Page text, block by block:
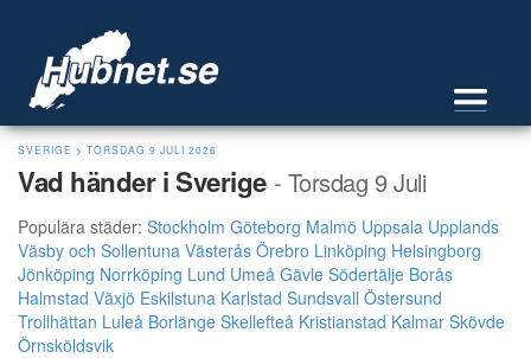
SVERIGE > TORSDAG 9 JULI 2026
Vad händer i Sverige - Torsdag 9 Juli
Populära städer: Stockholm Göteborg Malmö Uppsala Upplands
Väsby och Sollentuna Västerås Örebro Linköping Helsingborg
Jönköping Norrköping Lund Umeå Gävle Södertälje Borås
Halmstad Växjö Eskilstuna Karlstad Sundsvall Östersund
Trollhättan Luleå Borlänge Skellefteå Kristianstad Kalmar Skövde
Örnsköldsvik